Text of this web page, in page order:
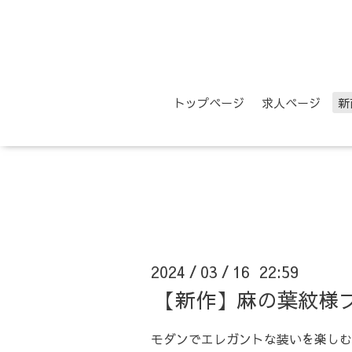
トップページ 求人ページ
2024 / 03 / 16 22:59
【新作】麻の葉紋
モダンでエレガントな装いを楽し